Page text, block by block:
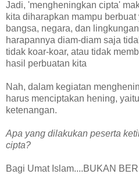
Jadi, 'mengheningkan cipta'
kita diharapkan mampu
bangsa, negara, dan
harapannya diam-diam saja
tidak koar-koar, atau tidak
hasil perbuatan kita
Nah, dalam kegiatan
harus menciptakan hening,
ketenangan.
Apa yang dilakukan peserta
cipta?
Bagi Umat Islam....BUKAN